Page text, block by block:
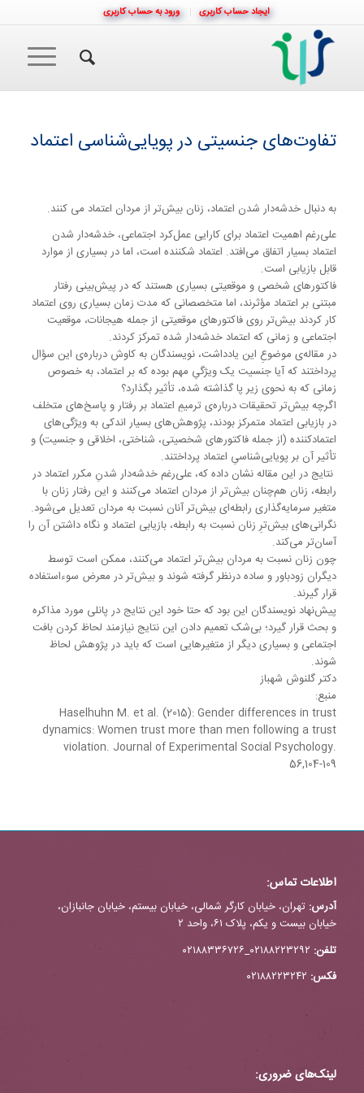
ایجاد حساب کاربری ورود به حساب کاربری
تفاوت‌های جنسیتی در پویایی‌شناسی اعتماد
به دنبال خدشه‌دار شدن اعتماد، زنان بیش‌تر از مردان اعتماد می کنند.
علی‌رغم اهمیت اعتماد برای کارایی عمل‌کرد اجتماعی، خدشه‌دار شدن
اعتماد بسیار اتفاق می‌افتد. اعتماد شکننده است، اما در بسیاری از موارد
قابل بازیابی است.
فاکتورهای شخصی و موقعیتی بسیاری هستند که در پیش‌بینی رفتار
مبتنی بر اعتماد مؤثرند، اما متخصصانی که مدت زمان بسیاری روی اعتماد
کار کردند بیش‌تر روی فاکتورهای موقعیتی از جمله هیجانات، موقعیت
اجتماعی و زمانی که اعتماد خدشه‌دار شده تمرکز کردند.
در مقاله‌ی موضوعِ این یادداشت، نویسندگان به کاوش درباره‌ی این سؤال
پرداختند که آیا جنسیت یک ویژگیِ مهم بوده که بر اعتماد، به خصوص
زمانی که به نحوی زیر پا گذاشته شده، تأثیر بگذارد؟
اگرچه بیش‌تر تحقیقات درباره‌ی ترمیمِ اعتماد بر رفتار و پاسخ‌های متخلف
در بازیابی اعتماد متمرکز بودند، پژوهش‌های بسیار اندکی به ویژگی‌های
اعتمادکننده (از جمله فاکتورهای شخصیتی، شناختی، اخلاقی و جنسیت) و‌
تأثیر آن بر پویایی‌شناسیِ‌ اعتماد پرداختند.
نتایج در این مقاله نشان داده که، علی‌رغم خدشه‌دار شدنِ مکرر اعتماد در
رابطه، زنان هم‌چنان بیش‌تر از مردان اعتماد می‌کنند و این رفتار زنان با
متغیر سرمایه‌گذاری رابطه‌ای بیش‌تر آنان نسبت به مردان تعدیل می‌شود.
نگرانی‌های بیش‌ترِ زنان نسبت به رابطه، بازیابی اعتماد و نگاه داشتن آن را
آسان‌تر می‌کند.
چون‌ زنان نسبت به مردان بیش‌تر اعتماد می‌کنند، ممکن است توسط
دیگران زودباور و ساده درنظر گرفته شوند و بیش‌تر در معرض سوءاستفاده
قرار گیرند.
پیش‌نهاد نویسندگان این بود که حتا خود این نتایج در پانلی مورد مذاکره
و بحث قرار گیرد؛ بی‌شک تعمیم دادن این نتایج نیازمند لحاظ کردن بافت
اجتماعی و بسیاری دیگر از متغیرهایی است که باید در پژوهش لحاظ
شوند.
دکتر گلنوش شهباز
منبع:
Haselhuhn M. et al. (2015): Gender differences in trust
dynamics: Women trust more than men following a trust
violation. Journal of Experimental Social Psychology.
56,104-109
اطلاعات تماس:
آدرس: تهران، خیابان کارگر شمالی، خیابان بیستم، خیابان جانبازان،
خیابان بیست و یکم، پلاک ۶۱، واحد ۲
تلفن:
فکس:
لینک‌های ضروری: